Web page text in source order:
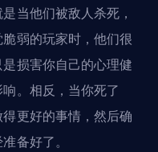
当他们被敌人杀死，
弱的玩家时，他们很
损害你自己的心理健
。相反，当你死了
更好的事情，然后确
备好了。